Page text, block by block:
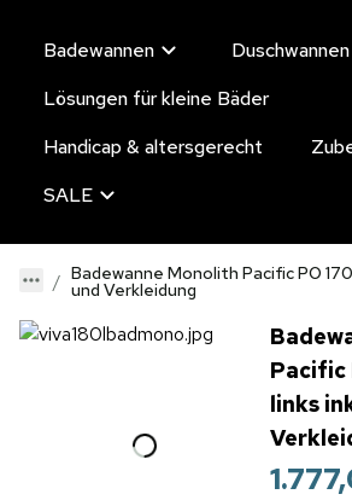
Badewannen
Duschwannen
Lösungen für kleine Bäder
Handicap & altersgerecht
SALE
Badewanne Monolith Pacific PO
und Verkleidung
Pacific
links